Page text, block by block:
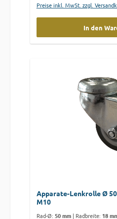
Preise inkl. MwSt. zzgl.
In den
Apparate-Lenkrolle Ø
M10
Rad-Ø: 50 mm | Radbreite: 18